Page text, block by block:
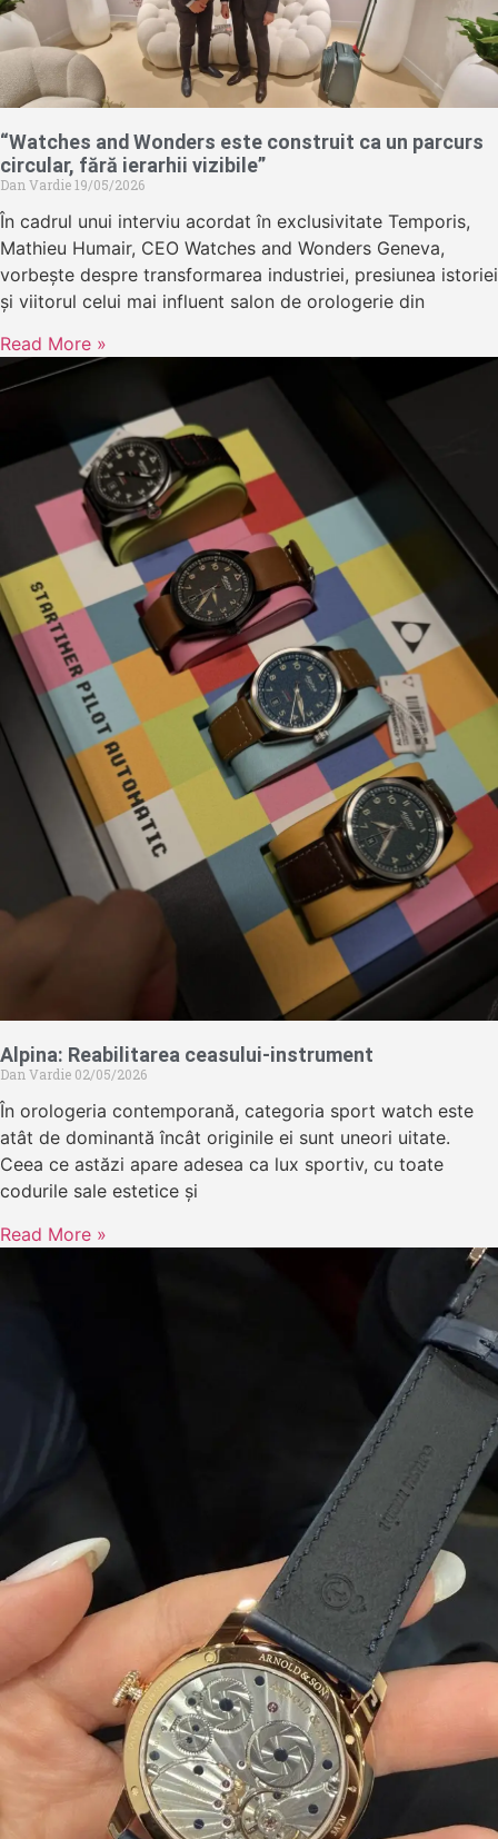
“Watches and Wonders este construit ca un parcurs
circular, fără ierarhii vizibile”
Dan Vardie19/05/2026
În cadrul unui interviu acordat în exclusivitate Temporis,
Mathieu Humair, CEO Watches and Wonders Geneva,
vorbește despre transformarea industriei, presiunea istoriei
și viitorul celui mai influent salon de orologerie din
Read More »
Alpina: Reabilitarea ceasului-instrument
Dan Vardie 02/05/2026
În orologeria contemporană, categoria sport watch este
atât de dominantă încât originile ei sunt uneori uitate.
Ceea ce astăzi apare adesea ca lux sportiv, cu toate
codurile sale estetice și
Read More »